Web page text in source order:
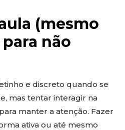
(mesmo
não
e discreto quando se
mas tentar interagir na
manter a atenção. Fazer
ativa ou até mesmo